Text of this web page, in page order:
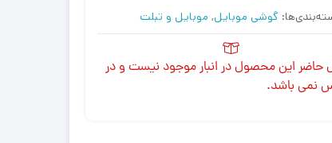
گوشی موبایل, موبایل و تبلت
حاضر این محصول در انبار موجود نیست و در
نمی باشد.